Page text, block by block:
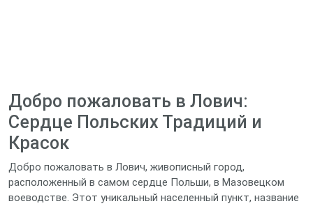
Добро пожаловать в Лович:
Сердце Польских Традиций и
Красок
Добро пожаловать в Лович, живописный город,
расположенный в самом сердце Польши, в Мазовецком
воеводстве. Этот уникальный населенный пункт, название